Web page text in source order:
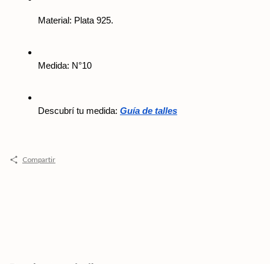
Material: Plata 925.
Medida: N°10
Descubrí tu medida: Guía de talles
Compartir